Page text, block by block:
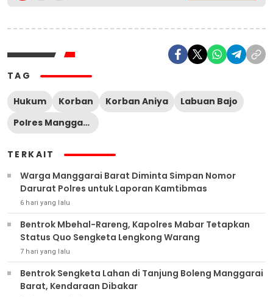
TAG
Hukum Korban Korban Aniya
Labuan Bajo
Polres Manggarai Barat
TERKAIT
Warga Manggarai Barat Diminta Simpan Nomor
Darurat Polres untuk Laporan Kamtibmas
6 hari yang lalu
Bentrok Mbehal-Rareng, Kapolres Mabar Tetapkan
Status Quo Sengketa Lengkong Warang
7 hari yang lalu
Bentrok Sengketa Lahan di Tanjung Boleng Manggarai
Barat, Kendaraan Dibakar